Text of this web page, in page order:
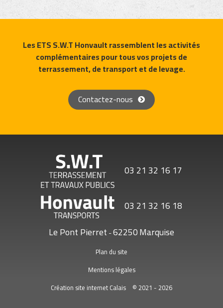
Les ETS S.W.T Honvault rassemblent les activités
complémentaires pour tous vos projets de
terrassement, de transport et de levage.
Contactez-nous
03 21 32 16 17
03 21 32 16 18
Le Pont Pierret-62250Marquise
Plan du site
Mentions légales
Création site internet Calais © 2021 - 2026